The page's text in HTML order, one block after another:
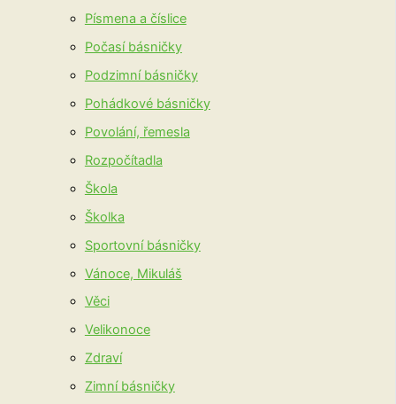
Písmena a číslice
Počasí básničky
Podzimní básničky
Pohádkové básničky
Povolání, řemesla
Rozpočítadla
Škola
Školka
Sportovní básničky
Vánoce, Mikuláš
Věci
Velikonoce
Zdraví
Zimní básničky